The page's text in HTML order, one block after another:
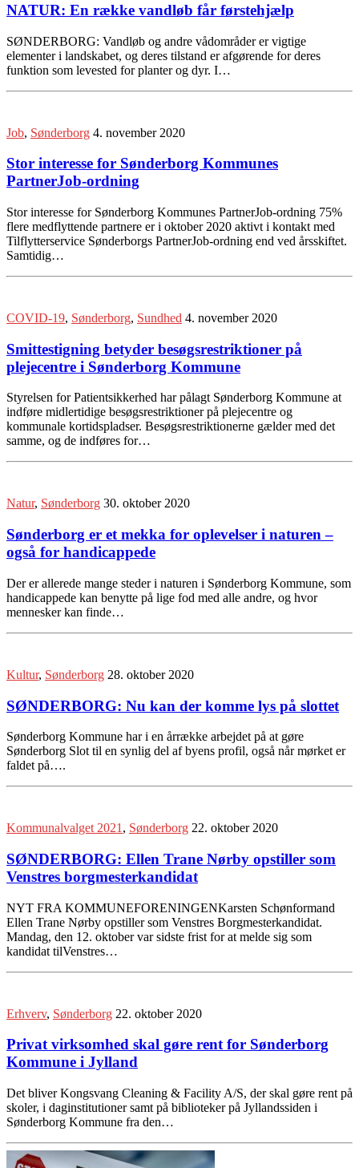
NATUR: En række vandløb får førstehjælp
SØNDERBORG: Vandløb og andre vådområder er vigtige
elementer i landskabet, og deres tilstand er afgørende for deres
funktion som levested for planter og dyr. I…
Job, Sønderborg 4. november 2020
Stor interesse for Sønderborg Kommunes
PartnerJob-ordning
Stor interesse for Sønderborg Kommunes PartnerJob-ordning 75%
flere medflyttende partnere er i oktober 2020 aktivt i kontakt med
Tilflytterservice Sønderborgs PartnerJob-ordning end ved årsskiftet.
Samtidig…
COVID-19, Sønderborg, Sundhed 4. november 2020
Smittestigning betyder besøgsrestriktioner på
plejecentre i Sønderborg Kommune
Styrelsen for Patientsikkerhed har pålagt Sønderborg Kommune at
indføre midlertidige besøgsrestriktioner på plejecentre og
kommunale kortidspladser. Besøgsrestriktionerne gælder med det
samme, og de indføres for…
Natur, Sønderborg 30. oktober 2020
Sønderborg er et mekka for oplevelser i naturen –
også for handicappede
Der er allerede mange steder i naturen i Sønderborg Kommune, som
handicappede kan benytte på lige fod med alle andre, og hvor
mennesker kan finde…
Kultur, Sønderborg 28. oktober 2020
SØNDERBORG: Nu kan der komme lys på slottet
Sønderborg Kommune har i en årrække arbejdet på at gøre
Sønderborg Slot til en synlig del af byens profil, også når mørket er
faldet på….
Kommunalvalget 2021 , Sønderborg 22. oktober 2020
SØNDERBORG: Ellen Trane Nørby opstiller som
Venstres borgmesterkandidat
NYT FRA KOMMUNEFORENINGENKarsten Schønformand
Ellen Trane Nørby opstiller som Venstres Borgmesterkandidat.
Mandag, den 12. oktober var sidste frist for at melde sig som
kandidat tilVenstres…
Erhverv, Sønderborg 22. oktober 2020
Privat virksomhed skal gøre rent for Sønderborg
Kommune i Jylland
Det bliver Kongsvang Cleaning & Facility A/S, der skal gøre rent på
skoler, i daginstitutioner samt på biblioteker på Jyllandssiden i
Sønderborg Kommune fra den…